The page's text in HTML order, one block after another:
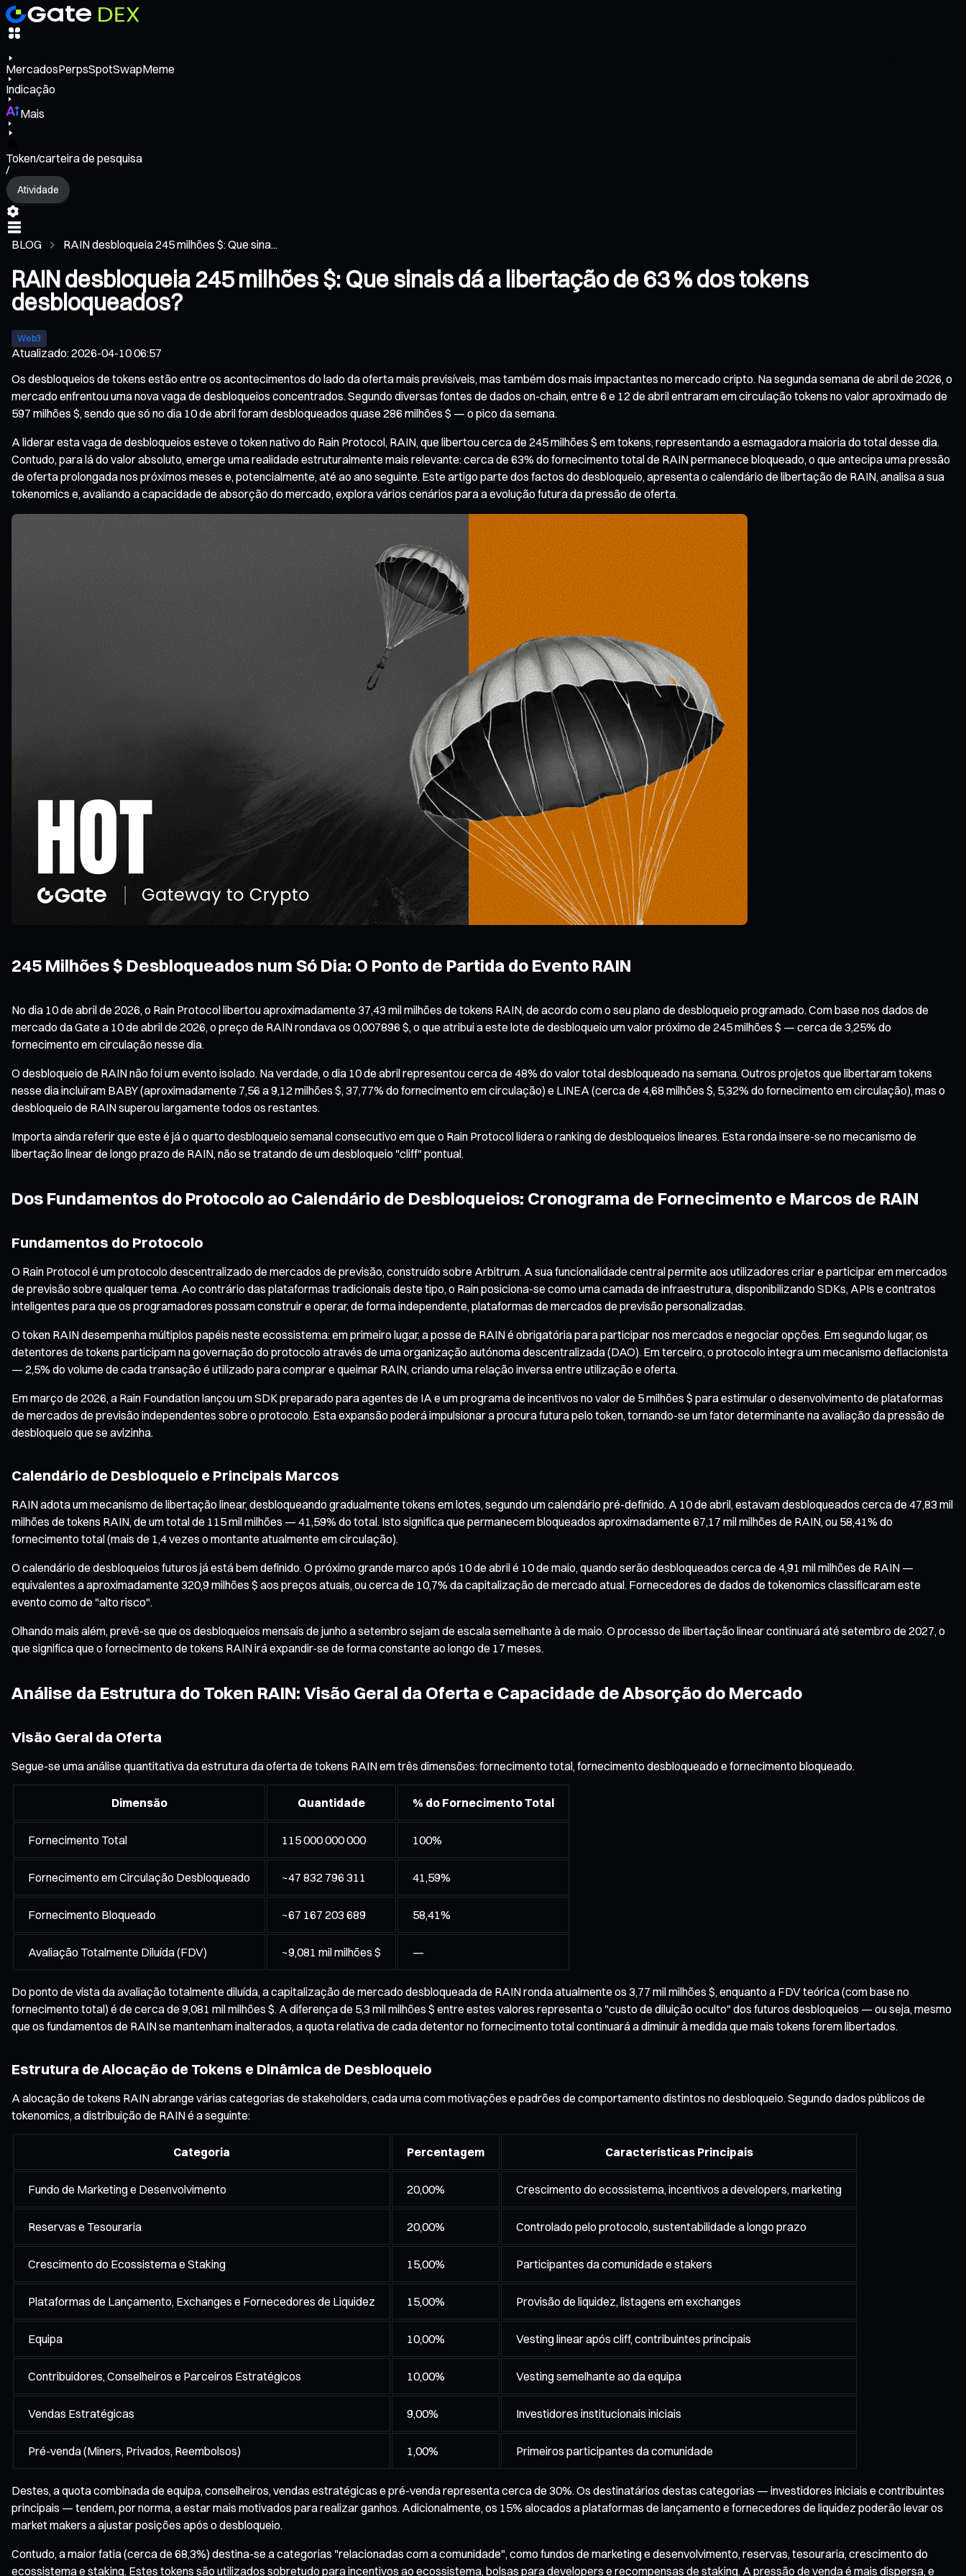
MercadosPerpsSpotSwapMeme
Indicação
Mais
Token/carteira de pesquisa
/
Atividade
BLOG RAIN desbloqueia 245 milhões $: Que sina...
RAIN desbloqueia 245 milhões $: Que sinais dá a libertação de 63 % dos tokens
desbloqueados?
Web3
Atualizado:2026-04-10 06:57
Os desbloqueios de tokens estão entre os acontecimentos do lado da oferta mais previsíveis, mas também dos mais impactantes no mercado cripto. Na segunda semana de abril de 2026, o
mercado enfrentou uma nova vaga de desbloqueios concentrados. Segundo diversas fontes de dados on-chain, entre 6 e 12 de abril entraram em circulação tokens no valor aproximado de
597 milhões $, sendo que só no dia 10 de abril foram desbloqueados quase 286 milhões $ — o pico da semana.
A liderar esta vaga de desbloqueios esteve o token nativo do Rain Protocol, RAIN, que libertou cerca de 245 milhões $ em tokens, representando a esmagadora maioria do total desse dia.
Contudo, para lá do valor absoluto, emerge uma realidade estruturalmente mais relevante: cerca de 63% do fornecimento total de RAIN permanece bloqueado, o que antecipa uma pressão
de oferta prolongada nos próximos meses e, potencialmente, até ao ano seguinte. Este artigo parte dos factos do desbloqueio, apresenta o calendário de libertação de RAIN, analisa a sua
tokenomics e, avaliando a capacidade de absorção do mercado, explora vários cenários para a evolução futura da pressão de oferta.
245 Milhões $ Desbloqueados num Só Dia: O Ponto de Partida do Evento RAIN
No dia 10 de abril de 2026, o Rain Protocol libertou aproximadamente 37,43 mil milhões de tokens RAIN, de acordo com o seu plano de desbloqueio programado. Com base nos dados de
mercado da Gate a 10 de abril de 2026, o preço de RAIN rondava os 0,007896 $, o que atribui a este lote de desbloqueio um valor próximo de 245 milhões $ — cerca de 3,25% do
fornecimento em circulação nesse dia.
O desbloqueio de RAIN não foi um evento isolado. Na verdade, o dia 10 de abril representou cerca de 48% do valor total desbloqueado na semana. Outros projetos que libertaram tokens
nesse dia incluíram BABY (aproximadamente 7,56 a 9,12 milhões $, 37,77% do fornecimento em circulação) e LINEA (cerca de 4,68 milhões $, 5,32% do fornecimento em circulação), mas o
desbloqueio de RAIN superou largamente todos os restantes.
Importa ainda referir que este é já o quarto desbloqueio semanal consecutivo em que o Rain Protocol lidera o ranking de desbloqueios lineares. Esta ronda insere-se no mecanismo de
libertação linear de longo prazo de RAIN, não se tratando de um desbloqueio "cliff" pontual.
Dos Fundamentos do Protocolo ao Calendário de Desbloqueios: Cronograma de Fornecimento e Marcos de RAIN
Fundamentos do Protocolo
O Rain Protocol é um protocolo descentralizado de mercados de previsão, construído sobre Arbitrum. A sua funcionalidade central permite aos utilizadores criar e participar em mercados
de previsão sobre qualquer tema. Ao contrário das plataformas tradicionais deste tipo, o Rain posiciona-se como uma camada de infraestrutura, disponibilizando SDKs, APIs e contratos
inteligentes para que os programadores possam construir e operar, de forma independente, plataformas de mercados de previsão personalizadas.
O token RAIN desempenha múltiplos papéis neste ecossistema: em primeiro lugar, a posse de RAIN é obrigatória para participar nos mercados e negociar opções. Em segundo lugar, os
detentores de tokens participam na governação do protocolo através de uma organização autónoma descentralizada (DAO). Em terceiro, o protocolo integra um mecanismo deflacionista
— 2,5% do volume de cada transação é utilizado para comprar e queimar RAIN, criando uma relação inversa entre utilização e oferta.
Em março de 2026, a Rain Foundation lançou um SDK preparado para agentes de IA e um programa de incentivos no valor de 5 milhões $ para estimular o desenvolvimento de plataformas
de mercados de previsão independentes sobre o protocolo. Esta expansão poderá impulsionar a procura futura pelo token, tornando-se um fator determinante na avaliação da pressão de
desbloqueio que se avizinha.
Calendário de Desbloqueio e Principais Marcos
RAIN adota um mecanismo de libertação linear, desbloqueando gradualmente tokens em lotes, segundo um calendário pré-definido. A 10 de abril, estavam desbloqueados cerca de 47,83 mil
milhões de tokens RAIN, de um total de 115 mil milhões — 41,59% do total. Isto significa que permanecem bloqueados aproximadamente 67,17 mil milhões de RAIN, ou 58,41% do
fornecimento total (mais de 1,4 vezes o montante atualmente em circulação).
O calendário de desbloqueios futuros já está bem definido. O próximo grande marco após 10 de abril é 10 de maio, quando serão desbloqueados cerca de 4,91 mil milhões de RAIN —
equivalentes a aproximadamente 320,9 milhões $ aos preços atuais, ou cerca de 10,7% da capitalização de mercado atual. Fornecedores de dados de tokenomics classificaram este
evento como de "alto risco".
Olhando mais além, prevê-se que os desbloqueios mensais de junho a setembro sejam de escala semelhante à de maio. O processo de libertação linear continuará até setembro de 2027, o
que significa que o fornecimento de tokens RAIN irá expandir-se de forma constante ao longo de 17 meses.
Análise da Estrutura do Token RAIN: Visão Geral da Oferta e Capacidade de Absorção do Mercado
Visão Geral da Oferta
Segue-se uma análise quantitativa da estrutura da oferta de tokens RAIN em três dimensões: fornecimento total, fornecimento desbloqueado e fornecimento bloqueado.
Dimensão Quantidade % do Fornecimento Total
Fornecimento Total 115 000 000 000 100%
Fornecimento em Circulação Desbloqueado ~47 832 796 311 41,59%
Fornecimento Bloqueado ~67 167 203 689 58,41%
Avaliação Totalmente Diluída (FDV) ~9,081 mil milhões $ —
Do ponto de vista da avaliação totalmente diluída, a capitalização de mercado desbloqueada de RAIN ronda atualmente os 3,77 mil milhões $, enquanto a FDV teórica (com base no
fornecimento total) é de cerca de 9,081 mil milhões $. A diferença de 5,3 mil milhões $ entre estes valores representa o "custo de diluição oculto" dos futuros desbloqueios — ou seja, mesmo
que os fundamentos de RAIN se mantenham inalterados, a quota relativa de cada detentor no fornecimento total continuará a diminuir à medida que mais tokens forem libertados.
Estrutura de Alocação de Tokens e Dinâmica de Desbloqueio
A alocação de tokens RAIN abrange várias categorias de stakeholders, cada uma com motivações e padrões de comportamento distintos no desbloqueio. Segundo dados públicos de
tokenomics, a distribuição de RAIN é a seguinte:
Categoria Percentagem Características Principais
Fundo de Marketing e Desenvolvimento 20,00% Crescimento do ecossistema, incentivos a developers, marketing
Reservas e Tesouraria 20,00% Controlado pelo protocolo, sustentabilidade a longo prazo
Crescimento do Ecossistema e Staking 15,00% Participantes da comunidade e stakers
Plataformas de Lançamento, Exchanges e Fornecedores de Liquidez 15,00% Provisão de liquidez, listagens em exchanges
Equipa 10,00% Vesting linear após cliff, contribuintes principais
Contribuidores, Conselheiros e Parceiros Estratégicos 10,00% Vesting semelhante ao da equipa
Vendas Estratégicas 9,00% Investidores institucionais iniciais
Pré-venda (Miners, Privados, Reembolsos) 1,00% Primeiros participantes da comunidade
Destes, a quota combinada de equipa, conselheiros, vendas estratégicas e pré-venda representa cerca de 30%. Os destinatários destas categorias — investidores iniciais e contribuintes
principais — tendem, por norma, a estar mais motivados para realizar ganhos. Adicionalmente, os 15% alocados a plataformas de lançamento e fornecedores de liquidez poderão levar os
market makers a ajustar posições após o desbloqueio.
Contudo, a maior fatia (cerca de 68,3%) destina-se a categorias "relacionadas com a comunidade", como fundos de marketing e desenvolvimento, reservas, tesouraria, crescimento do
ecossistema e staking. Estes tokens são utilizados sobretudo para incentivos ao ecossistema, bolsas para developers e recompensas de staking. A pressão de venda é mais dispersa, e